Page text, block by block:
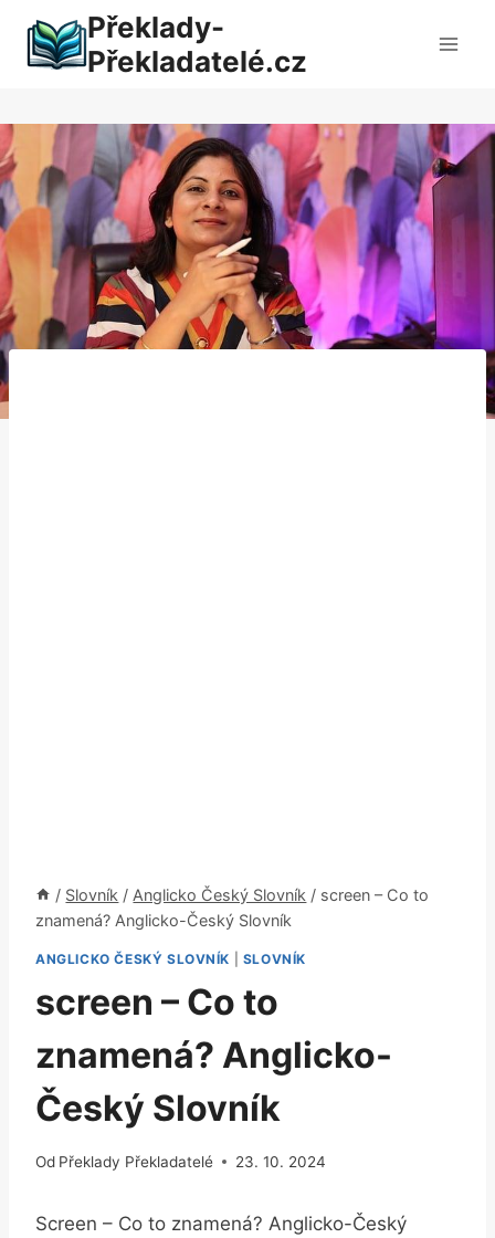
obsah
Překlady-
Překladatelé.cz
/ Slovník / Anglicko Český Slovník / screen – Co to
znamená? Anglicko-Český Slovník
ANGLICKO ČESKÝ SLOVNÍK SLOVNÍK
screen – Co to
znamená? Anglicko-
Český Slovník
Od Překlady Překladatelé 23. 10. 2024
Screen – Co‌ to znamená?‍ Anglicko-Český